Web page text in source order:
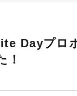
Dayプロ
！